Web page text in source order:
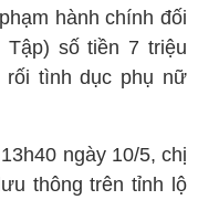
hành chính đối
Tập) số tiền 7 triệu
rối tình dục phụ nữ
ngày 10/5, chị
thông trên tỉnh lộ